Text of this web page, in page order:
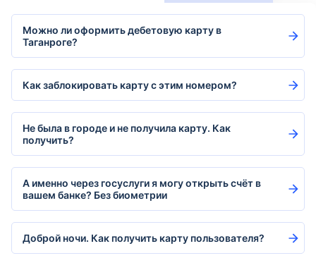
Можно ли оформить дебетовую карту в
Таганроге?
Как заблокировать карту с этим номером?
Не была в городе и не получила карту. Как
получить?
А именно через госуслуги я могу открыть счёт в
вашем банке? Без биометрии
Доброй ночи. Как получить карту пользователя?